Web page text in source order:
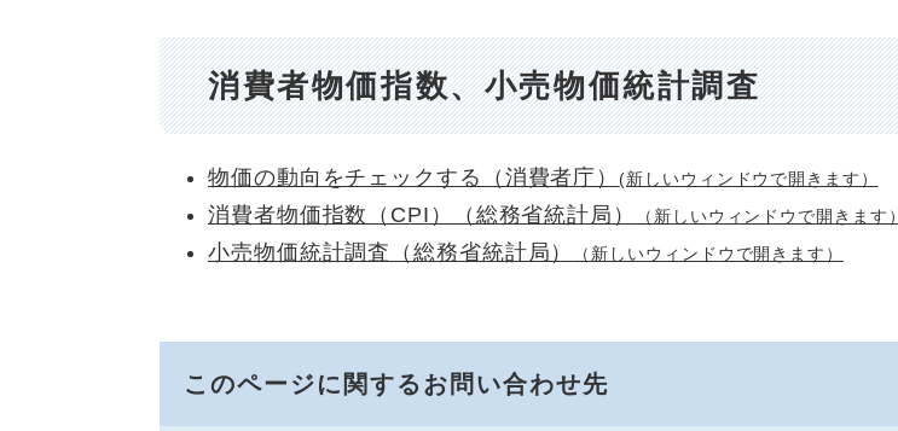
消費者物価指数、小売物価統計調査
物価の動向をチェックする（消費者庁） (新しいウィンドウで開きます）
消費者物価指数（CPI）（総務省統計局） （新しいウィンドウで開きます）
小売物価統計調査（総務省統計局） （新しいウィンドウで開きます）
このページに関するお問い合わせ先